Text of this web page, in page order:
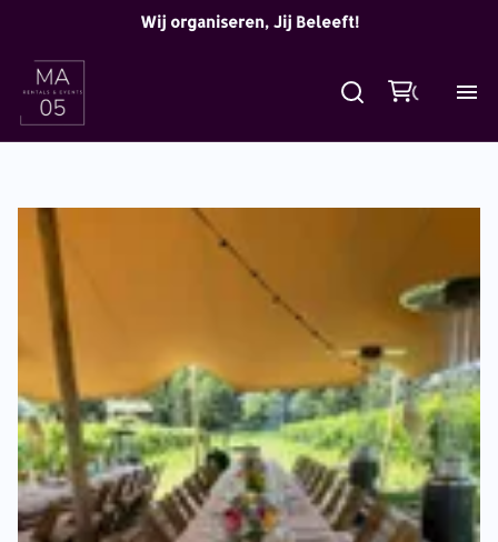
Wij organiseren, Jij Beleeft!